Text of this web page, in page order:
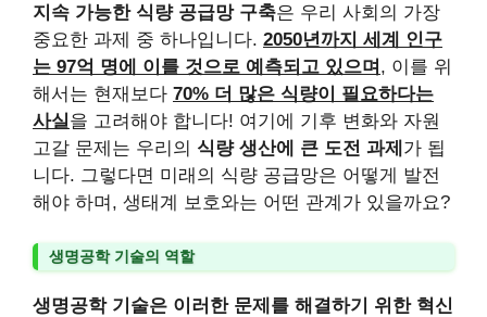
지속 가능한 식량 공급망 구축은 우리 사회의 가장
중요한 과제 중 하나입니다. 2050년까지 세계 인구
는 97억 명에 이를 것으로 예측되고 있으며 , 이를 위
해서는 현재보다 70% 더 많은 식량이 필요하다는
사실 을 고려해야 합니다! 여기에 기후 변화와 자원
고갈 문제는 우리의 식량 생산에 큰 도전 과제 가 됩
니다. 그렇다면 미래의 식량 공급망은 어떻게 발전
해야 하며, 생태계 보호와는 어떤 관계가 있을까요?
생명공학 기술의 역할
생명공학 기술은 이러한 문제를 해결하기 위한 혁신